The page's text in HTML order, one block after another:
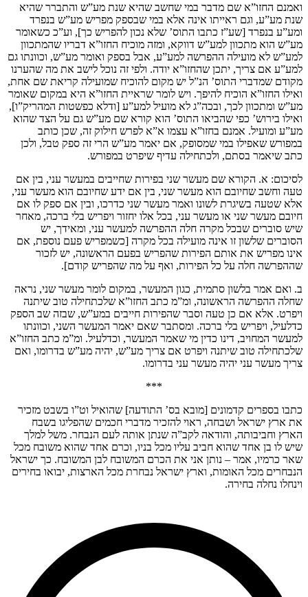
ואמנם החזו”א שם מדבר במי שחשב שהיא שנת מע”ש והתברר שהיא
שנת מע”ע, וגם ראייתו אינה אלא במי שבספק מפריש מע”ש בנפרד
ומע”ע בנפרד [שע”ז כתבו התוס’ שלא נכון להפריש כך], וע”כ כשאומר
מע”ש הוא מתכוון למע”ש דווקא, ומזה מוכיח החזו”א דבריו שהמתכוון
למע”ש לא מועילה ההפרשה למע”ע, אבל בספק ואומר מע”ש, וכוונתו גם
למע”ע אם צריך, יתכן שהחזו”א יודה. ולפי זה נוכל לישב את מה שהערנו
מקודם שמדברי התוס’ הנ”ל יש מקום להוכיח שמועילה קריאת שם אחת,
ואילו החזו”א הוכיח להיפך. ויש לומר שראיית החזו”א היא במקום שאומר
מע”ש ומתכוון לכך, ובכה”ג לא מועיל למע”ע [ודלא כפשטות המהריק”ו],
ואילו בירוש’ כפי שהביאו התוס’ הוא קורא שם מע”ש גם על הצד שהוא
מע”ע ומועיל. אמנם בחזו”א עצמו א”א לפרש חילוק זה, שכן כותב
במפורש שאפילו במי שמסופק, אם יאמר מע”ש הרי זה ספק טבל, ולכן
כתב שיאמר בסתם, ולכתחילה עדיף שיפרט במפורש.
לסיכום: א. הקורא שם מעשר שני בפירות שחייבים במעשר עני, בין אם
טעה וחשב שחיובם הוא מעשר שני, בין אם ידע שחיובם הוא מעשר עני,
אלא שטעה בשיגרת לשונו ואמר מעשר שני כדרכו, ובין אם ספק לו אם
חיובם מעשר שני או מעשר עני, בכל אלו יחזור ויפריש בלי ברכה, מאחר
שיש סוברים שבכל מקרה חלה ההפרשה למעשר עני, ומאידך, יש
הסוברים שלשון זו אינה מועילה בכל מקרה [כשמפריש פעם נוספת, אם
אינו מפריש את אותם הפירות שהפריש בפעם הראשונה, יש לזכור
שההפרשה חלה על כל הפירות, ואף על מה שהפריש קודם].
ב. ואם אמר בלשון סתמית, כגון המעשר, במקום לומר מעשר שני, נראה
שחלה ההפרשה הראשונה, ומ”מ כתב החזו”א שלכתחילה טוב שיתנה
ויפרט. אלא אם כן טעה וסבר שהפירות חייבים במע”ש, שבזה שב הספק
כדלעיל, ויפריש בלי ברכה. ומסתבר שאם יאמר המעשר השני, וכוונתו
למעשר המחויב, דינו כדין מי שאמר המעשר, וכדלעיל. ומ”מ כתב החזו”א
שלכתחילה טוב שיתנה ויפרט אם צריך מע”ש, יהיה מע”ש בדרומו, ואם
צריך מעשר עני יהיה מעשר עני בדרומו.
***
כתבו בספרים קדמונים [מובא בס’ התודעה] שהואיל וט”ו בשבט מזכיר
את ארץ ישראל ושבחה, ראוי להזכיר מדברי חכמים שהפליגו בשבח
הארץ וחביבותה, והודאה לקב”ה שנתן אותה לעם הנבחר. משל למלך
שיש לו בן אחד שהוא חביב עליו מכל בניו, וכרם אחד שהוא משובח מכל
שאר כרמיו, אמר – נותן אני את הכרם המשובח לבן המשובח. כך ישראל
הנבחרים מכל האומות, וארץ ישראל נבחרת מכל הארצות, יבואו בחירים
וינחלו נחלה בחירה.